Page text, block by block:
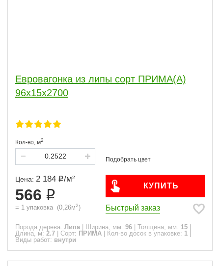
Евровагонка из липы сорт ПРИМА(А)
96x15x2700
Кол-во, м2
Цена: 2 184 /м2
566
= 1 упаковка (0,26м2)
КУПИТЬ
Быстрый заказ
Порода дерева: Липа Ширина, мм: 96 Толщина, мм: 15
Длина, м: 2.7 Сорт: ПРИМА Кол-во досок в упаковке: 1
Виды работ: внутри